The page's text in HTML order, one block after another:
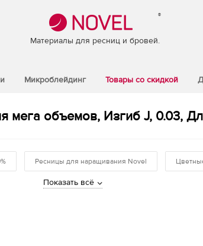
®
Материалы для ресниц и бровей.
Микроблейдинг Товары со скидкой
мега объемов, Изгиб J, 0.03,
Ресницы для наращивания Novel
Показать всё